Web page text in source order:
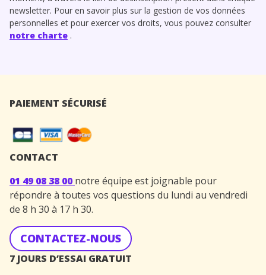
newsletter. Pour en savoir plus sur la gestion de vos données
personnelles et pour exercer vos droits, vous pouvez consulter
notre charte .
PAIEMENT SÉCURISÉ
CONTACT
01 49 08 38 00 notre équipe est joignable pour
répondre à toutes vos questions du lundi au vendredi
de 8 h 30 à 17 h 30.
CONTACTEZ-NOUS
7 JOURS D’ESSAI GRATUIT